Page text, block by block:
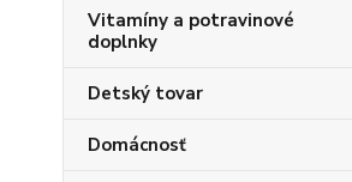
Vitamíny a potravinové
doplnky
Detský tovar
Domácnosť